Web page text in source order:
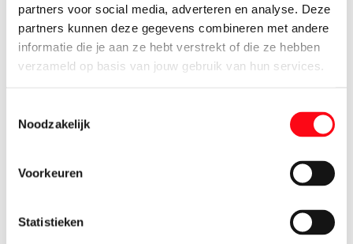
partners voor social media, adverteren en analyse. Deze
partners kunnen deze gegevens combineren met andere
informatie die je aan ze hebt verstrekt of die ze hebben
verzameld op basis van jouw gebruik van hun services.
Noodzakelijk
Voorkeuren
Statistieken
19